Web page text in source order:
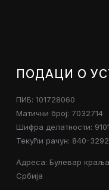
ПОДАЦИ О
ПИБ: 101728060
Матични број: 7032714
Шифра делатности: 9101
Текући рачун: 840-
Адреса: Булевар
Србија